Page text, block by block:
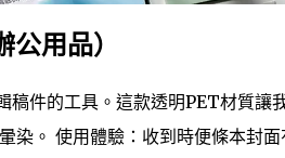
用品）
稿件的工具。這款透明PET材質讓
染。 使用體驗：收到時便條本封面